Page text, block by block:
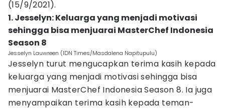
(15/9/2021).
1. Jesselyn: Keluarga yang menjadi motivasi
sehingga bisa menjuarai MasterChef Indonesia
Season 8
Jesselyn Lauwreen (IDN Times/Masdalena Napitupulu)
Jesselyn turut mengucapkan terima kasih kepada
keluarga yang menjadi motivasi sehingga bisa
menjuarai MasterChef Indonesia Season 8. Ia juga
menyampaikan terima kasih kepada teman-